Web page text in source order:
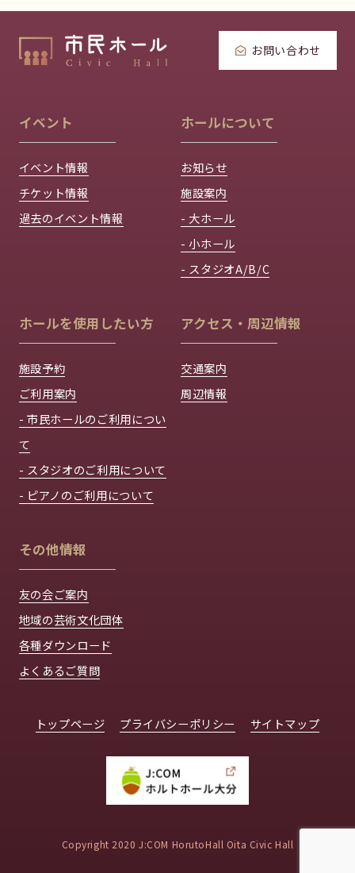
お問い合わせ
イベント
イベント情報
チケット情報
過去のイベント情報
ホールについて
お知らせ
施設案内
- 大ホール
- 小ホール
- スタジオA/B/C
ホールを使用したい方
施設予約
ご利用案内
- 市民ホールのご利用につい
て
- スタジオのご利用について
- ピアノのご利用について
アクセス・周辺情報
交通案内
周辺情報
その他情報
友の会ご案内
地域の芸術文化団体
各種ダウンロード
よくあるご質問
トップページ プライバシーポリシー サイトマップ
Copyright 2020 J:COM HorutoHall Oita Civic Hall